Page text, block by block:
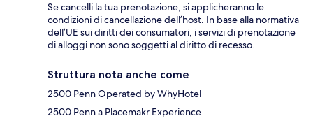
Se cancelli la tua prenotazione, si applicheranno le
condizioni di cancellazione dell’host. In base alla normativa
dell’UE sui diritti dei consumatori, i servizi di prenotazione
di alloggi non sono soggetti al diritto di recesso.
Struttura nota anche come
2500 Penn Operated by WhyHotel
2500 Penn a Placemakr Experience